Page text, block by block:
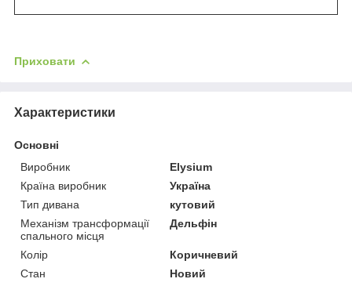
Приховати
Характеристики
Основні
Виробник
Elysium
Країна виробник
Україна
Тип дивана
кутовий
Механізм трансформації
спального місця
Дельфін
Колір
Коричневий
Стан
Новий